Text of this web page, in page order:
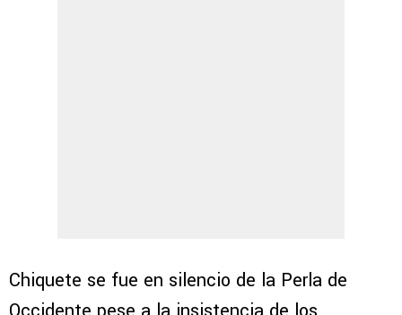
Chiquete se fue en silencio de la Perla de